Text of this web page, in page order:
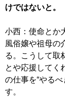
けではないと。
小西：使命とか
風俗嬢や祖母の
る。こうして取
とや応援してく
の仕事を“やる
す。